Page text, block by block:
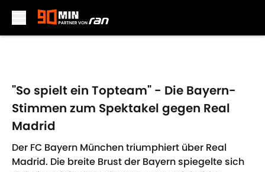
"So spielt ein Topteam" - Die Bayern-
Stimmen zum Spektakel gegen Real
Madrid
Der FC Bayern München triumphiert über Real
Madrid. Die breite Brust der Bayern spiegelte sich